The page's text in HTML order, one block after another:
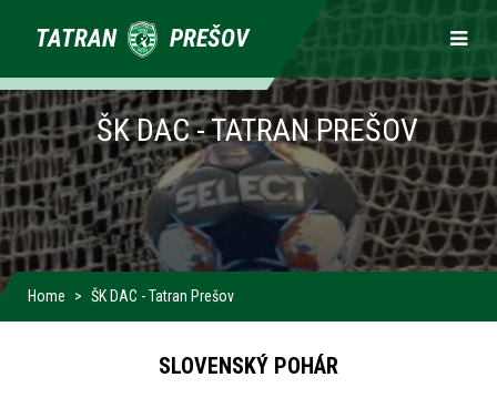
TATRAN PREŠOV
Primárne
odkazy
ŠK DAC - TATRAN PREŠOV
Home ŠK DAC - Tatran Prešov
SLOVENSKÝ POHÁR